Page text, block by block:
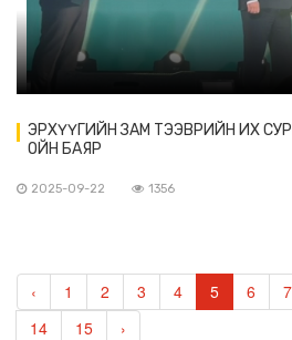
ЭРХҮҮГИЙН ЗАМ ТЭЭВРИЙН ИХ
ОЙН БАЯР
2025-09-22 1356
‹ 1 2 3 4 5 6 7
14
15 ›